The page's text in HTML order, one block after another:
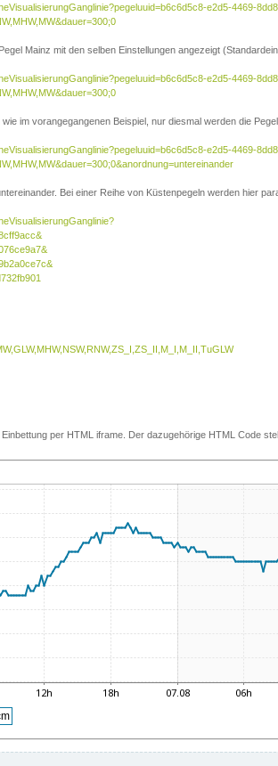
e2d5-4469-
Mainz mit den selben Einstellungen angezeigt
e2d5-4469-
im vorangegangenen Beispiel, nur diesmal werden die
e2d5-4469-
Bei einer Reihe von Küstenpegeln werden hier
per HTML iframe. Der dazugehörige HTML Code